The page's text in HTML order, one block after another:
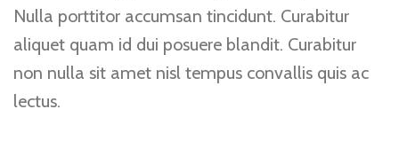
Nulla porttitor accumsan tincidunt. Curabitur
aliquet quam id dui posuere blandit. Curabitur
non nulla sit amet nisl tempus convallis quis ac
lectus.